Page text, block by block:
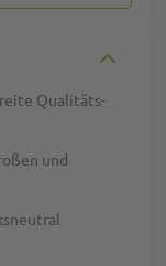
Qualitäts-
und